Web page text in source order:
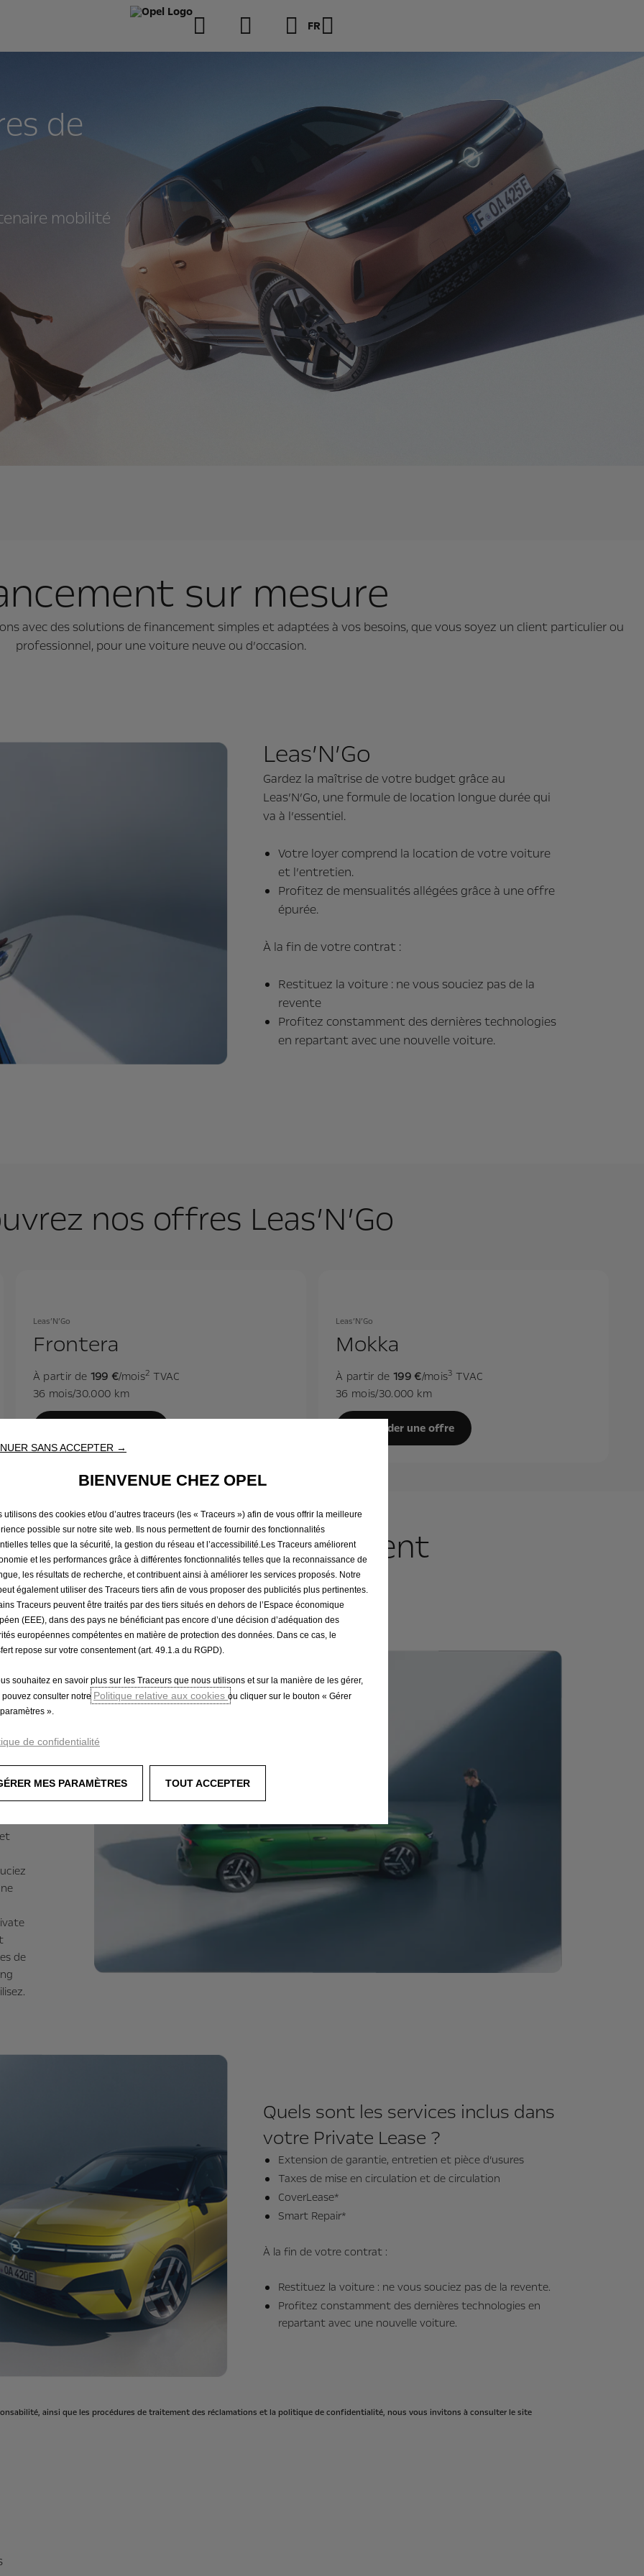
FR
de
mobilité
sur mesure
avec des solutions de financement simples et adaptées à vos besoins, que vous soyez un client particulier ou
professionnel, pour une voiture neuve ou d’occasion.
Leas’N’Go
Gardez la maîtrise de votre budget grâce au
Leas’N’Go, une formule de location longue durée qui
va à l’essentiel.
Votre loyer comprend la location de votre voiture
et l’entretien.
Profitez de mensualités allégées grâce à une offre
épurée.
À la fin de votre contrat :
Restituez la voiture : ne vous souciez pas de la
revente
Profitez constamment des dernières technologies
en repartant avec une nouvelle voiture.
nos offres Leas’N’Go
Leas’N’Go
Frontera
À partir de 199 €/mois2 TVAC
36 mois/30.000 km
Leas’N’Go
Mokka
À partir de 199 €/mois3 TVAC
36 mois/30.000 km
Demander une offre
produits de financement
gros
de
Quels sont les services inclus dans
votre Private Lease ?
Extension de garantie, entretien et pièce d’usures
Taxes de mise en circulation et de circulation
CoverLease*
Smart Repair*
À la fin de votre contrat :
Restituez la voiture : ne vous souciez pas de la revente.
Profitez constamment des dernières technologies en
repartant avec une nouvelle voiture.
ainsi que les procédures de traitement des réclamations et la politique de confidentialité, nous vous invitons à consulter le site
SANS ACCEPTER →
BIENVENUE CHEZ OPEL
utilisons des cookies et/ou d’autres traceurs (les « Traceurs ») afin de vous offrir la meilleure
possible sur notre site web. Ils nous permettent de fournir des fonctionnalités
telles que la sécurité, la gestion du réseau et l’accessibilité.Les Traceurs améliorent
et les performances grâce à différentes fonctionnalités telles que la reconnaissance de
les résultats de recherche, et contribuent ainsi à améliorer les services proposés. Notre
également utiliser des Traceurs tiers afin de vous proposer des publicités plus pertinentes.
Traceurs peuvent être traités par des tiers situés en dehors de l’Espace économique
(EEE), dans des pays ne bénéficiant pas encore d’une décision d’adéquation des
européennes compétentes en matière de protection des données. Dans ce cas, le
repose sur votre consentement (art. 49.1.a du RGPD).
souhaitez en savoir plus sur les Traceurs que nous utilisons et sur la manière de les gérer,
pouvez consulter notre Politique relative aux cookies ou cliquer sur le bouton « Gérer
».
de confidentialité
GÉRER MES PARAMÈTRES TOUT ACCEPTER